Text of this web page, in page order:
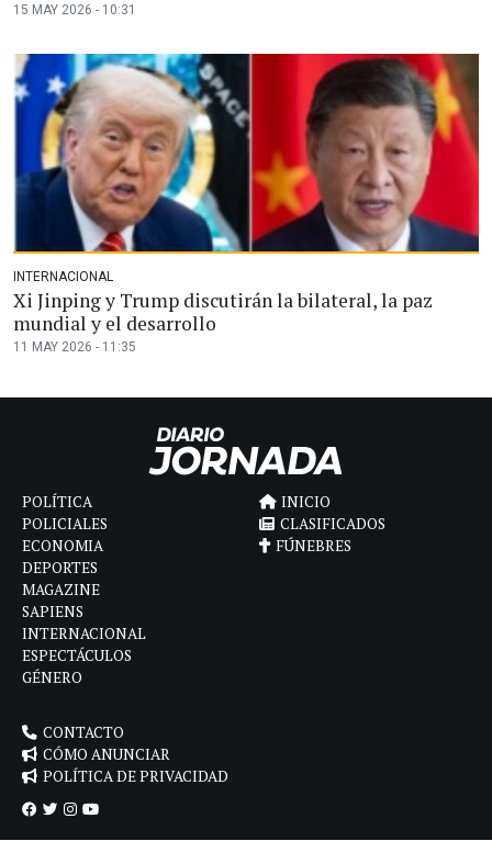
15 MAY 2026 - 10:31
INTERNACIONAL
Xi Jinping y Trump discutirán la bilateral, la paz
mundial y el desarrollo
11 MAY 2026 - 11:35
POLÍTICA
POLICIALES
ECONOMIA
DEPORTES
MAGAZINE
SAPIENS
INTERNACIONAL
ESPECTÁCULOS
GÉNERO
INICIO
CLASIFICADOS
FÚNEBRES
CONTACTO
CÓMO ANUNCIAR
POLÍTICA DE PRIVACIDAD